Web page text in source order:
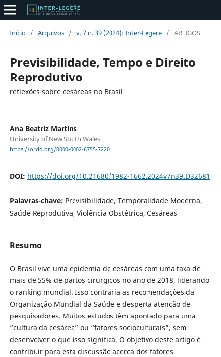
Início / Arquivos / v. 7 n. 39 (2024): Inter-Legere / ARTIGOS
Previsibilidade, Tempo e Direito
Reprodutivo
reflexões sobre cesáreas no Brasil
Ana Beatriz Martins
University of New South Wales
https://orcid.org/0000-0002-6755-7220
DOI: https://doi.org/10.21680/1982-1662.2024v7n39ID32681
Palavras-chave: Previsibilidade, Temporalidade Moderna,
Saúde Reprodutiva, Viol´ência Obst´´étrica, Cesáreas
Resumo
O Brasil vive uma epidemia de cesáreas com uma taxa de
mais de 55% de partos cirúrgicos no ano de 2018, liderando
o ranking mundial. Isso contraria as recomendações da
Organização Mundial da Saúde e desperta atenção de
pesquisadores. Muitos estudos têm apontado para uma
“cultura da cesárea” ou “fatores socioculturais”, sem
desenvolver o que isso significa. O objetivo deste artigo é
contribuir para esta discussão acerca dos fatores